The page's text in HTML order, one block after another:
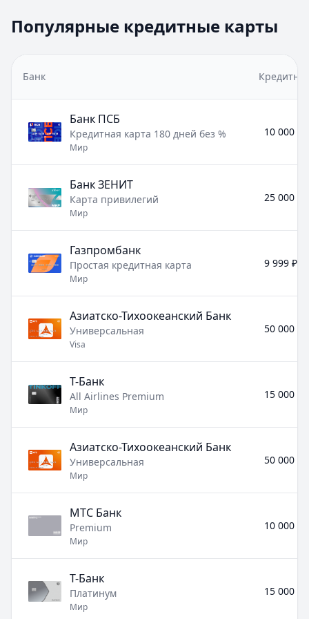
Популярные кредитные карты
Банк
Банк ПСБ
Кредитная карта 180 дней без %
Мир
10 000 ₽
Банк ЗЕНИТ
Карта привилегий
Мир
25 000 ₽
Газпромбанк
Простая кредитная карта
Мир
9 999 ₽ -
Азиатско-Тихоокеанский Банк
Универсальная
Visa
50 000 ₽
Т-Банк
All Airlines Premium
Мир
15 000 ₽
Азиатско-Тихоокеанский Банк
Универсальная
Мир
50 000 ₽
МТС Банк
Premium
Мир
10 000 ₽
Т-Банк
Платинум
Мир
15 000 ₽